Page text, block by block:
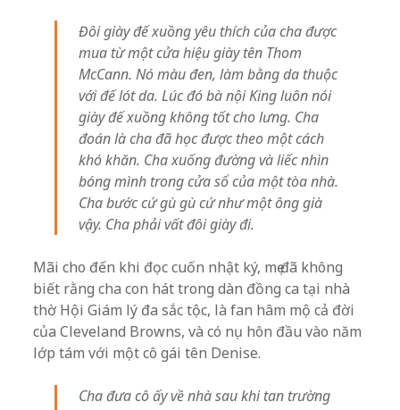
Đôi giày đế xuồng yêu thích của cha được
mua từ một cửa hiệu giày tên Thom
McCann. Nó màu đen, làm bằng da thuộc
với đế lót da. Lúc đó bà nội King luôn nói
giày đế xuồng không tốt cho lưng. Cha
đoán là cha đã học được theo một cách
khó khăn. Cha xuống đường và liếc nhìn
bóng mình trong cửa sổ của một tòa nhà.
Cha bước cứ gù gù cứ như một ông già
vậy. Cha phải vất đôi giày đi.
Mãi cho đến khi đọc cuốn nhật ký, mẹ đã không
biết rằng cha con hát trong dàn đồng ca tại nhà
thờ Hội Giám lý đa sắc tộc, là fan hâm mộ cả đời
của Cleveland Browns, và có nụ hôn đầu vào năm
lớp tám với một cô gái tên Denise.
Cha đưa cô ấy về nhà sau khi tan trường